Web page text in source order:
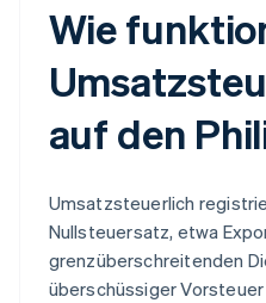
Wie
auf den
Umsatzsteuerlich
Nullsteuersatz, etwa
grenzüberschreitenden
überschüssiger